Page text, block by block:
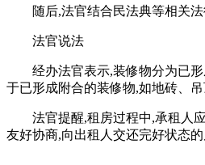
随后,法官结合民法典等相关
法官说法
经办法官表示,装修物分为已
于已形成附合的装修物,如地砖、
法官提醒,租房过程中,承租人
友好协商,向出租人交还完好状态的